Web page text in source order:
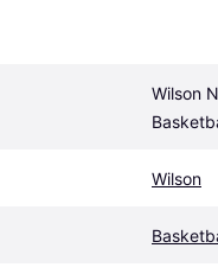
Wilson
Wilson